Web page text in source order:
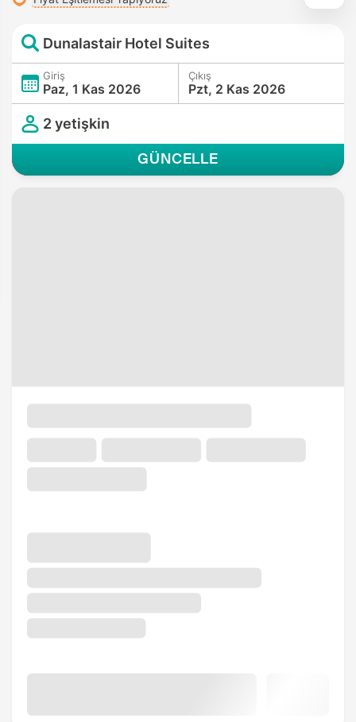
Dunalastair Hotel Suites
Giriş
Paz, 1 Kas 2026
Çıkış
Pzt, 2 Kas 2026
2 yetişkin
GÜNCELLE